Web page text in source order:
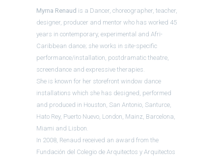
Myrna Renaud is a Dancer, choreographer, teacher,
designer, producer and mentor who has worked 45
years in contemporary, experimental and Afri-
Caribbean dance; she works in site-specific
performance/installation, postdramatic theatre,
screendance and expressive therapies.
She is known for her storefront window dance
installations which she has designed, performed
and produced in Houston, San Antonio, Santurce,
Hato Rey, Puerto Nuevo, London, Mainz, Barcelona,
Miami and Lisbon.
In 2008, Renaud received an award from the
Fundación del Colegio de Arquitectos y Arquitectos